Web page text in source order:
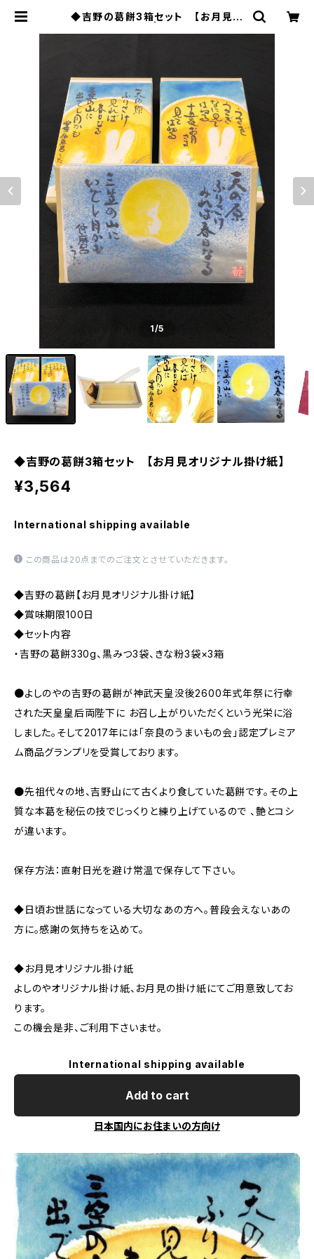
◆吉野の葛餅3箱セット 【お月見オ
1/5
◆吉野の葛餅3箱セット 【お月見オリジナル掛け紙】
¥3,564
International shipping available
この商品は20点までのご注文とさせていただきます。
◆吉野の葛餅【お月見オリジナル掛け紙】
◆賞味期限100日
◆セット内容
・吉野の葛餅330g、黒みつ3袋、きな粉3袋×3箱
●よしのやの吉野の葛餅が神武天皇没後2600年式年祭に行幸
された天皇皇后両陛下に お召し上がりいただくという光栄に浴
しました。そして2017年には「奈良のうまいもの会」認定プレミア
ム商品グランプリを受賞しております。
●先祖代々の地、吉野山にて古くより食していた葛餅です。その上
質な本葛を秘伝の技でじっくりと練り上げているので 、艶とコシ
が違います。
保存方法：直射日光を避け常温で保存して下さい。
◆日頃お世話になっている大切なあの方へ。普段会えないあの
方に。感謝の気持ちを込めて。
◆お月見オリジナル掛け紙
よしのやオリジナル掛け紙、お月見の掛け紙にてご用意致してお
ります。
この機会是非、ご利用下さいませ。
International shipping available
Add to cart
日本国内にお住まいの方向け